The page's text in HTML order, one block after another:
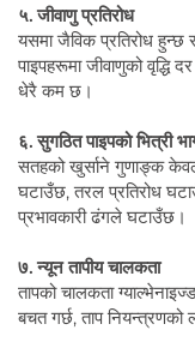
५. जीवाणु प्रतिरोध
यसमा जैविक प्रतिरोध
पाइपहरूमा जीवाणुको वृद्धि
धेरै कम छ।
६. सुगठित पाइपको भित्री
सतहको खुर्साने गुणाङ्क
घटाउँछ, तरल प्रतिरोध
प्रभावकारी ढंगले घटाउँछ।
७. न्यून तापीय चालकता
तापको चालकता
बचत गर्छ, ताप